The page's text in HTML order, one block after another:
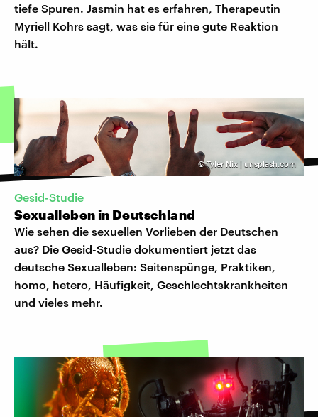
tiefe Spuren. Jasmin hat es erfahren, Therapeutin
Myriell Kohrs sagt, was sie für eine gute Reaktion
hält.
©Tyler Nix | unsplash.com
Gesid-Studie
Sexualleben in Deutschland
Wie sehen die sexuellen Vorlieben der Deutschen
aus? Die Gesid-Studie dokumentiert jetzt das
deutsche Sexualleben: Seitenspünge, Praktiken,
homo, hetero, Häufigkeit, Geschlechtskrankheiten
und vieles mehr.